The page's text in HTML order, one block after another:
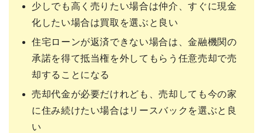
少しでも高く売りたい場合は仲介、すぐに現金
化したい場合は買取を選ぶと良い
住宅ローンが返済できない場合は、金融機関の
承諾を得て抵当権を外してもらう任意売却で売
却することになる
売却代金が必要だけれども、売却しても今の家
に住み続けたい場合はリースバックを選ぶと良
い